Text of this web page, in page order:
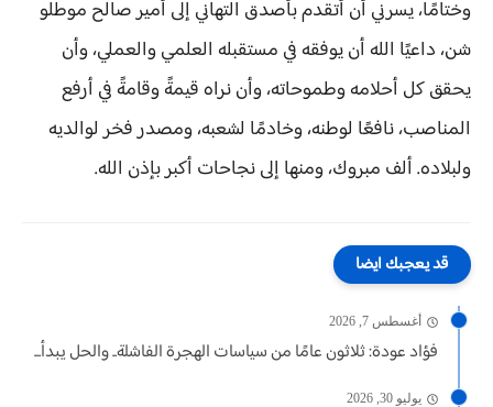
وختامًا، يسرني أن أتقدم بأصدق التهاني إلى أمير صالح موطلو
شن، داعيًا الله أن يوفقه في مستقبله العلمي والعملي، وأن
يحقق كل أحلامه وطموحاته، وأن نراه قيمةً وقامةً في أرفع
المناصب، نافعًا لوطنه، وخادمًا لشعبه، ومصدر فخر لوالديه
ولبلاده. ألف مبروك، ومنها إلى نجاحات أكبر بإذن الله.
قد يعجبك ايضا
أغسطس 7, 2026
فؤاد عودة: ثلاثون عامًا من سياسات الهجرة الفاشلة.. والحل يبدأ...
يوليو 30, 2026